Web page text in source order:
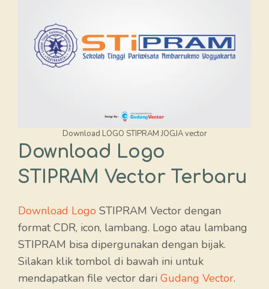
Download LOGO STIPRAM JOGJA vector
Download Logo
STIPRAM Vector Terbaru
Download Logo STIPRAM Vector dengan
format CDR, icon, lambang. Logo atau lambang
STIPRAM bisa dipergunakan dengan bijak.
Silakan klik tombol di bawah ini untuk
mendapatkan file vector dari Gudang Vector.